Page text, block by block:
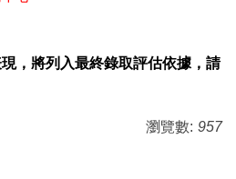
，將列入最終錄取評估依據，請
瀏覽數: 957